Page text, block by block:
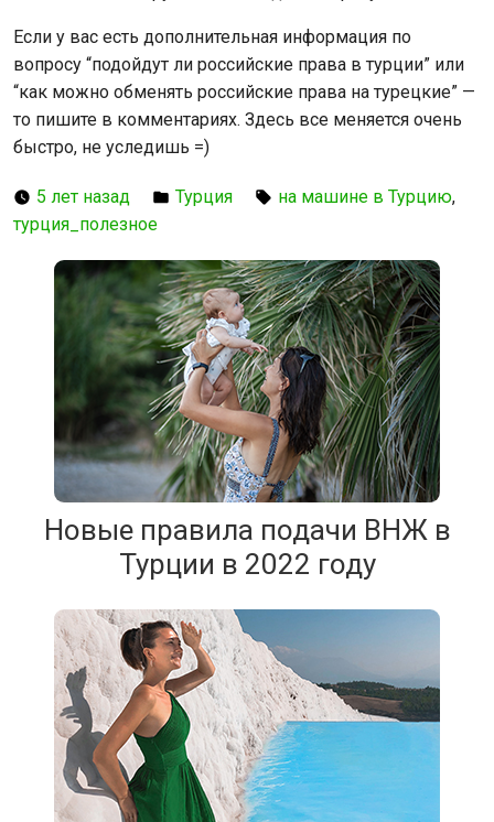
Если у вас есть дополнительная информация по
вопросу “подойдут ли российские права в турции” или
“как можно обменять российские права на турецкие” —
то пишите в комментариях. Здесь все меняется очень
быстро, не уследишь =)
5 лет назад Турция на машине в Турцию,
турция_полезное
Новые правила подачи ВНЖ в
Турции в 2022 году